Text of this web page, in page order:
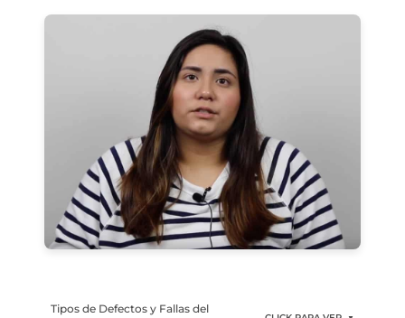
Tipos de Defectos y Fallas del